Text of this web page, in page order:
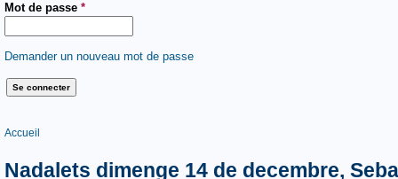
Mot de passe *
Demander un nouveau mot de passe
Vous êtes ici
Accueil
Nadalets dimenge 14 de decembre,